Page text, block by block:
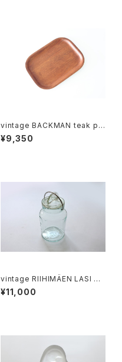
vintage BACKMAN teak ply
wood tray 04 / ヴィンテージ
バックマン プライウッド トレイ 0
¥9,350
vintage RIIHIMÄEN LASI SC
ALA glass jar 3/4L / ヴィンテ
ージ オーレ・パルスビー スカー
¥11,000